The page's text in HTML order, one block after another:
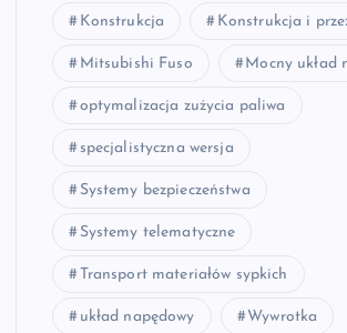
Konstrukcja Konstrukcja i
Mitsubishi Fuso Mocny układ
optymalizacja zużycia paliwa
specjalistyczna wersja
Systemy bezpieczeństwa
Systemy telematyczne
Transport materiałów sypkich
układ napędowy Wywrotka